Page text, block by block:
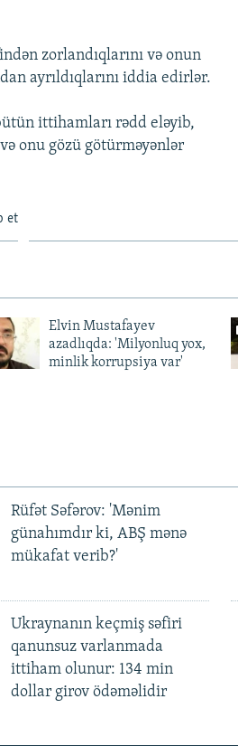
zorlandıqlarını və onun
ayrıldıqlarını iddia edirlər.
ittihamları rədd eləyib,
onu gözü götürməyənlər
et
Elvin Mustafayev
azadlıqda: 'Milyonluq yox,
minlik korrupsiya var'
Rüfət Səfərov: 'Mənim
günahımdır ki, ABŞ mənə
mükafat verib?'
Ukraynanın keçmiş səfiri
qanunsuz varlanmada
ittiham olunur: 134 min
dollar girov ödəməlidir